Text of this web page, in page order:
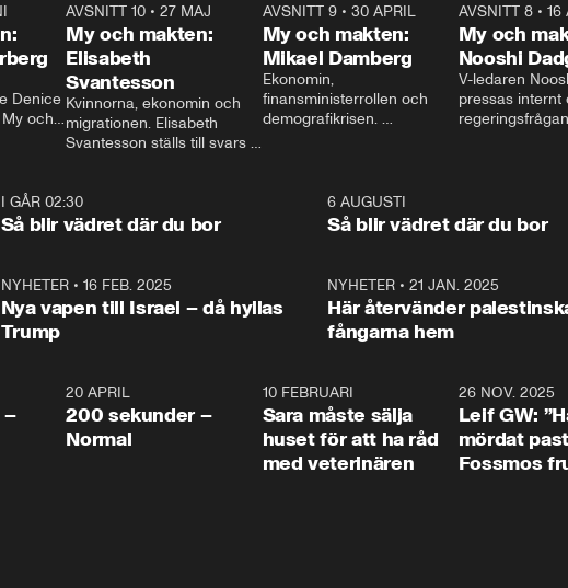
23:40
Denice
och
AVSNITT 10 •27 MAJ
My och makten:
Elisabeth
Svantesson
Kvinnorna, ekonomin och
migrationen. Elisabeth
Svantesson ställs till svars
AVSNITT 9• 30 APRIL
My och makten:
Mikael Damberg
Ekonomin,
finansministerrollen och
demografikrisen.
och Makten.
AVSNITT 8• 16
My och
Nooshi
V-ledaren
pressas internt
– Vi ställer upp i
vara med så
1:06
I GÅR 02:30
Så blir vädret där du bor
6 AUGUSTI
Så blir vädret där du bor
NYHETER• 16 FEB. 2025
Nya vapen till Israel – då hyllas
Trump
NYHETER •21 JAN. 2025
Här återvänder
fångarna hem
4:2320 APRIL
200 sekunder –
Normal
10 FEBRUARI
Sara måste sälja
huset för att ha råd
med veterinären
26 NOV. 2025
Leif GW:
mördat
Fossmos